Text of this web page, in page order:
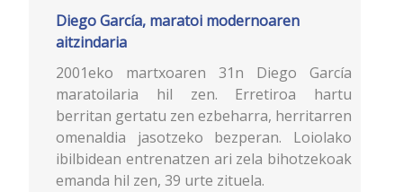
Diego García, maratoi modernoaren
aitzindaria
2001eko martxoaren 31n Diego García
maratoilaria hil zen. Erretiroa hartu
berritan gertatu zen ezbeharra, herritarren
omenaldia jasotzeko bezperan. Loiolako
ibilbidean entrenatzen ari zela bihotzekoak
emanda hil zen, 39 urte zituela.